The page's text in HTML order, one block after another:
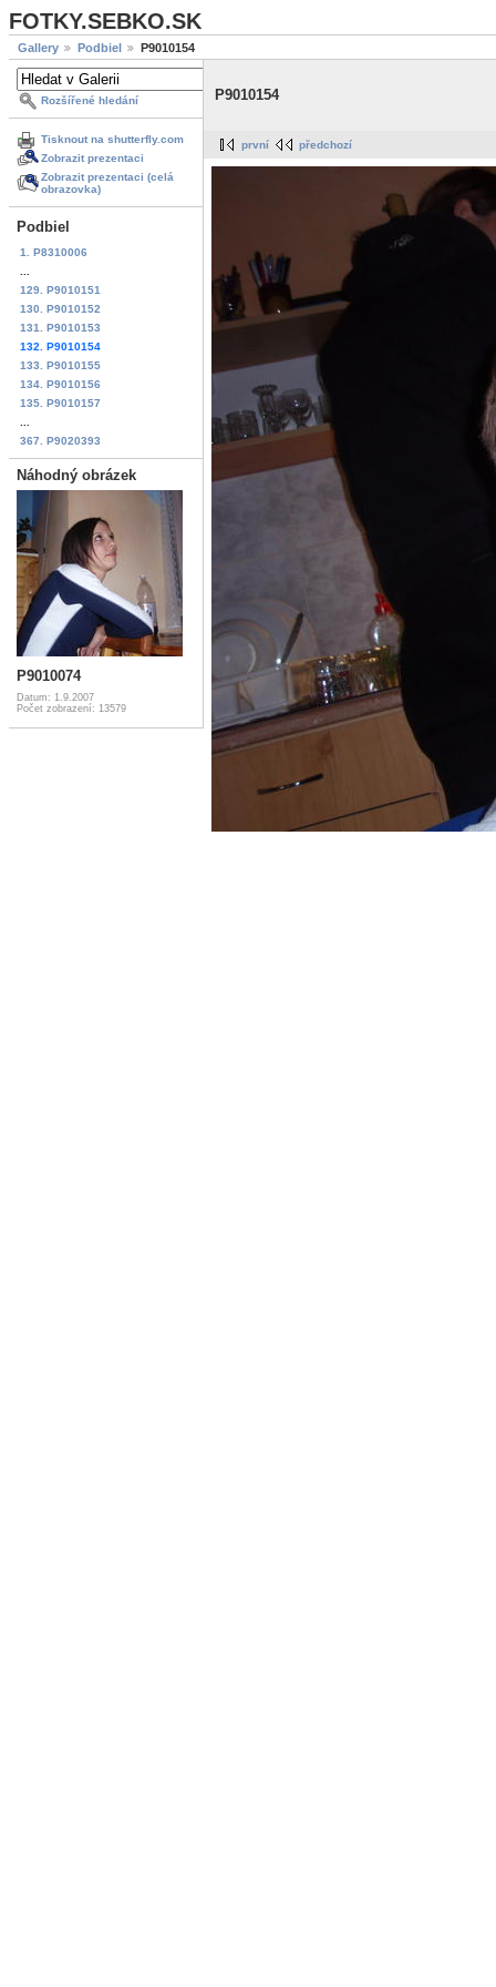
FOTKY.SEBKO.SK
Gallery Podbiel P9010154
Rozšířené hledání
Tisknout na shutterfly.com
Zobrazit prezentaci
Zobrazit prezentaci (celá
obrazovka)
Podbiel
1. P8310006
129. P9010151
130. P9010152
131. P9010153
132. P9010154
133. P9010155
134. P9010156
135. P9010157
367. P9020393
Náhodný obrázek
P9010074
Datum: 1.9.2007
Počet zobrazení: 13579
P9010154
první předchozí